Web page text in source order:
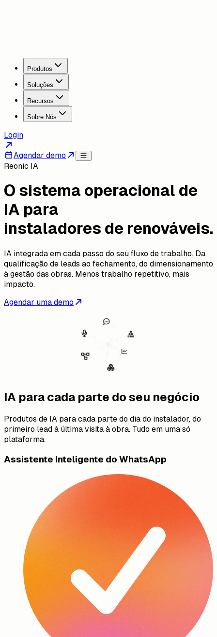
Produtos
Soluções
Recursos
Sobre Nós
Login
Agendar demo
Reonic IA
O sistema operacional de
IA para
instaladores de renováveis.
IA integrada em cada passo do seu fluxo de trabalho. Da
qualificação de leads ao fechamento, do dimensionamento
à gestão das obras. Menos trabalho repetitivo, mais
impacto.
Agendar uma demo
IA para cada parte do seu negócio
Produtos de IA para cada parte do dia do instalador, do
primeiro lead à última visita à obra. Tudo em uma só
plataforma.
Assistente Inteligente do WhatsApp